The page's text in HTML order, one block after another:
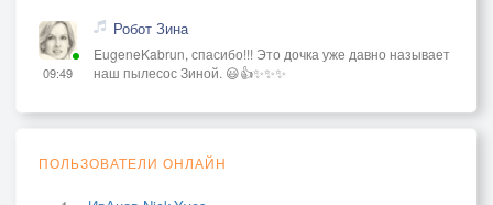
09:49
Робот Зина
EugeneKabrun, спасибо!!! Это дочка уже давно называет
наш пылесос Зиной. 😃👍✨✨✨
ПОЛЬЗОВАТЕЛИ ОНЛАЙН